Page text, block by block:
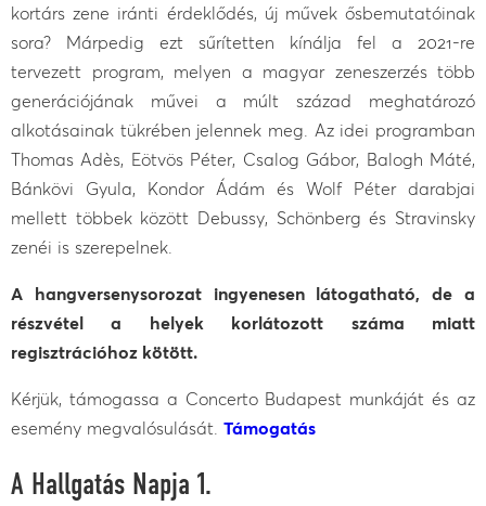
kortárs zene iránti érdeklődés, új művek ősbemutatóinak
sora? Márpedig ezt sűrítetten kínálja fel a 2021-re
tervezett program, melyen a magyar zeneszerzés több
generációjának művei a múlt század meghatározó
alkotásainak tükrében jelennek meg. Az idei programban
Thomas Adès, Eötvös Péter, Csalog Gábor, Balogh Máté,
Bánkövi Gyula, Kondor Ádám és Wolf Péter darabjai
mellett többek között Debussy, Schönberg és Stravinsky
zenéi is szerepelnek.
A hangversenysorozat ingyenesen látogatható, de a
részvétel a helyek korlátozott száma miatt
regisztrációhoz kötött.
Kérjük, támogassa a Concerto Budapest munkáját és az
esemény megvalósulását. Támogatás
A Hallgatás Napja 1.